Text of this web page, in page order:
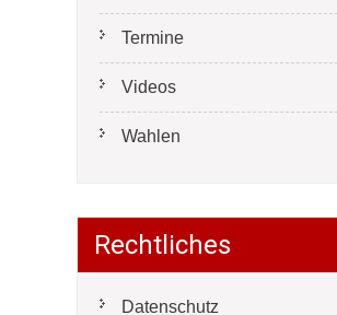
Termine
Videos
Wahlen
Rechtliches
Datenschutz